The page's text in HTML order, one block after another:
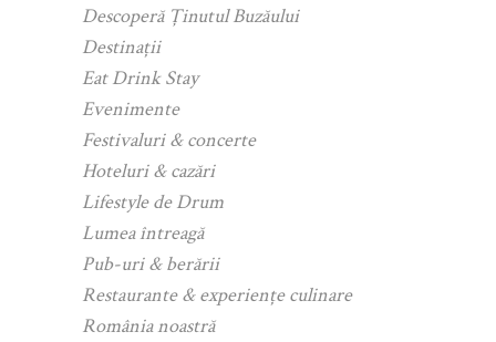
Descoperă Ținutul Buzăului
Destinații
Eat Drink Stay
Evenimente
Festivaluri & concerte
Hoteluri & cazări
Lifestyle de Drum
Lumea întreagă
Pub-uri & berării
Restaurante & experiențe culinare
România noastră